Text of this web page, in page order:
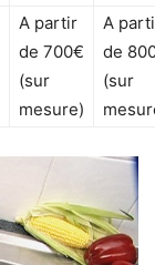
A partir
de 700€
(sur
mesure)
A
de
(sur